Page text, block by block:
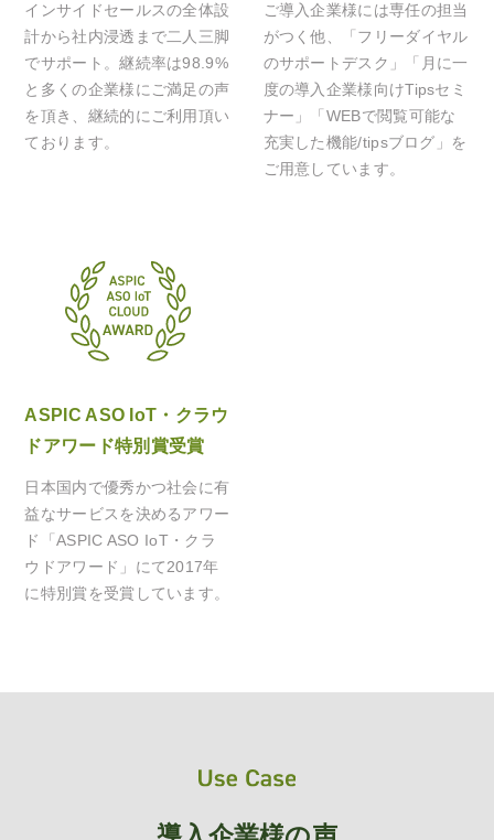
インサイドセールスの全体設
計から社内浸透まで二人三脚
でサポート。継続率は98.9%
と多くの企業様にご満足の声
を頂き、継続的にご利用頂い
ております。
ご導入企業様には専任の担当
がつく他、「フリーダイヤル
のサポートデスク」「月に一
度の導入企業様向けTipsセミ
ナー」「WEBで閲覧可能な
充実した機能/tipsブログ」を
ご用意しています。
ASPIC ASO IoT・クラウ
ドアワード特別賞受賞
日本国内で優秀かつ社会に有
益なサービスを決めるアワー
ド「ASPIC ASO IoT・クラ
ウドアワード」にて2017年
に特別賞を受賞しています。